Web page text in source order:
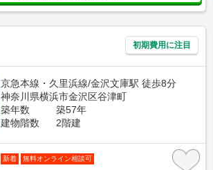
初期費用に注目
京急本線・久里浜線/金沢文庫駅 徒歩8分
神奈川県横浜市金沢区谷津町
築年数
築57年
建物階数
2階建
新着 無料オンライン相談可